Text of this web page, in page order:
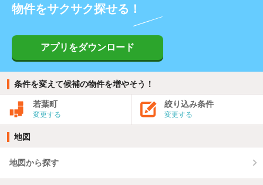
物件をサクサク探せる！
アプリをダウンロード
条件を変えて候補の物件を増やそう！
若葉町
変更する
絞り込み条件
変更する
地図
地図から探す